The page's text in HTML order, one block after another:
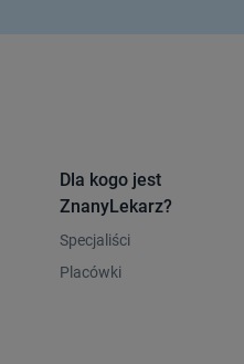
Dla kogo jest
ZnanyLekarz?
Specjaliści
Placówki